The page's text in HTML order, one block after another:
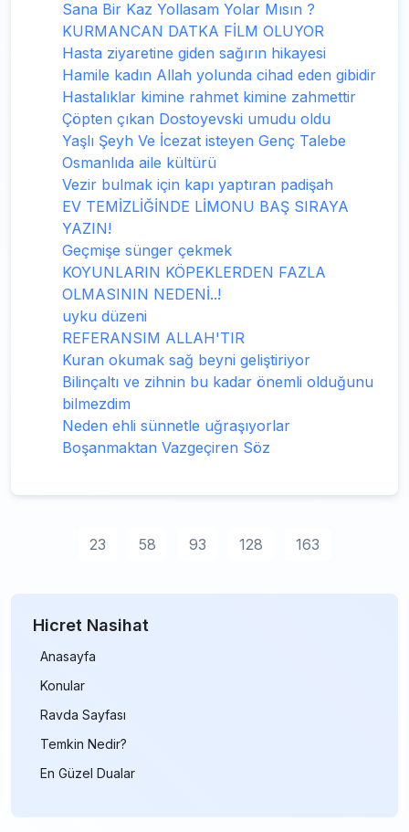
Sana Bir Kaz Yollasam Yolar Mısın ?
KURMANCAN DATKA FİLM OLUYOR
Hasta ziyaretine giden sağırın hikayesi
Hamile kadın Allah yolunda cihad eden gibidir
Hastalıklar kimine rahmet kimine zahmettir
Çöpten çıkan Dostoyevski umudu oldu
Yaşlı Şeyh Ve İcezat isteyen Genç Talebe
Osmanlıda aile kültürü
Vezir bulmak için kapı yaptıran padişah
EV TEMİZLİĞİNDE LİMONU BAŞ SIRAYA
YAZIN!
Geçmişe sünger çekmek
KOYUNLARIN KÖPEKLERDEN FAZLA
OLMASININ NEDENİ..!
uyku düzeni
REFERANSIM ALLAH'TIR
Kuran okumak sağ beyni geliştiriyor
Bilinçaltı ve zihnin bu kadar önemli olduğunu
bilmezdim
Neden ehli sünnetle uğraşıyorlar
Boşanmaktan Vazgeçiren Söz
23 58 93 128 163
Hicret Nasihat
Anasayfa
Konular
Ravda Sayfası
Temkin Nedir?
En Güzel Dualar